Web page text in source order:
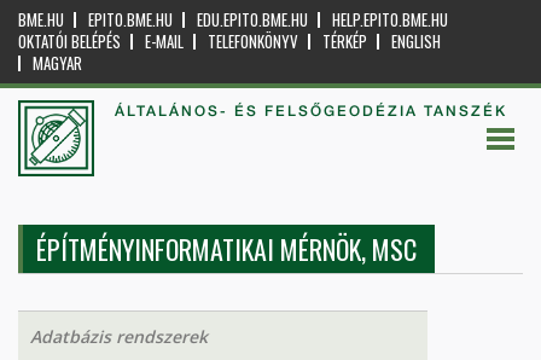
BME.HU EPITO.BME.HU EDU.EPITO.BME.HU
HELP.EPITO.BME.HU
OKTATÓI BELÉPÉS
E-MAIL TELEFONKÖNYV TÉRKÉP
ENGLISH
MAGYAR
ÁLTALÁNOS- ÉS FELSŐGEODÉZIA TANSZÉK
ÉPÍTMÉNYINFORMATIKAI MÉRNÖK, MSC
Adatbázis rendszerek